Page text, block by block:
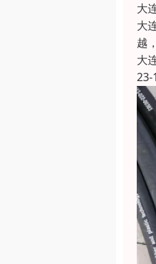
大
大
越
大
23-